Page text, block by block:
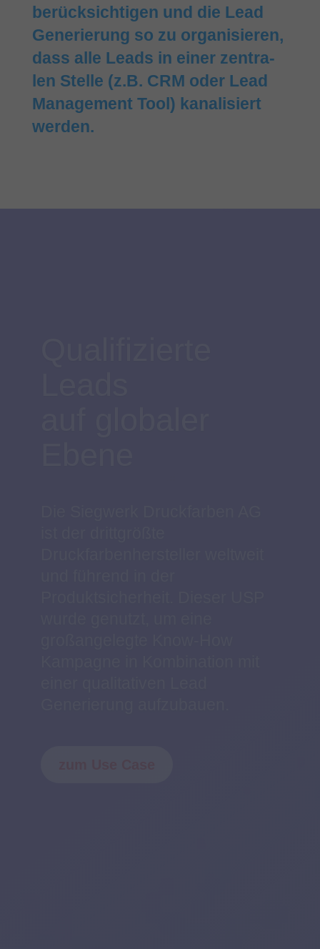
berück­sich­tigen und die Lead
Gene­rie­rung so zu orga­ni­sie­ren,
dass alle Leads in einer zentra­
len Stelle (z.B. CRM oder Lead
Management Tool) kana­li­siert
werden.